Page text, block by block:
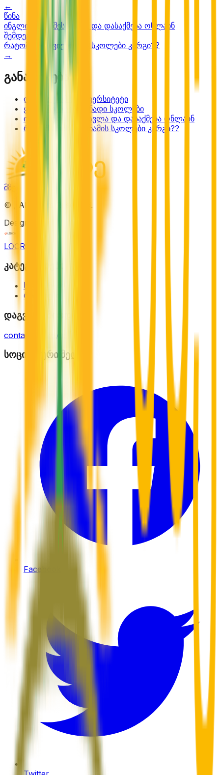
←
წინა
ინგლისურის შესწავლა და დასაქმება ონლაინ
შემდეგი
რატომ არის ვიეტნამის სკოლები კარგი??
→
განათლება
დანიის ტოპ 5 უნივერსიტეტი
ყველაზე მოთხოვნადი სკოლები
ინგლისურის შესწავლა და დასაქმება ონლაინ
რატომ არის ვიეტნამის სკოლები კარგი??
მზე
©
, All Rights Reserved.
Designed by
LOCRON
კატეგორიები
სექტორები
რაიონები
დაგვიკავშირდით
contact@mze.ge
სოციალური მედია
Facebook